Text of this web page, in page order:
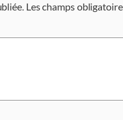
Les champs